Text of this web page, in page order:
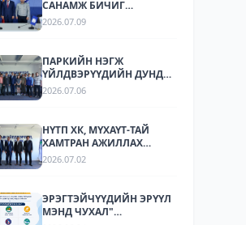
САНАМЖ БИЧИГ
БАЙГУУЛЛАА
2026.07.09
ПАРКИЙН НЭГЖ
ҮЙЛДВЭРҮҮДИЙН ДУНД
СТАНДАРТЧИЛАЛ,
СУРГАЛТ, МЭДЭЭЛЛИЙН
АРГА ХЭМЖЭЭ ЗОХИОН
2026.07.06
НҮТП ХК, МҮХАҮТ-ТАЙ
ХАМТРАН АЖИЛЛАХ
БОЛОМЖУУДЫГ
2026.07.02
ЭРЭГТЭЙЧҮҮДИЙН ЭРҮҮЛ
МЭНД ЧУХАЛ"